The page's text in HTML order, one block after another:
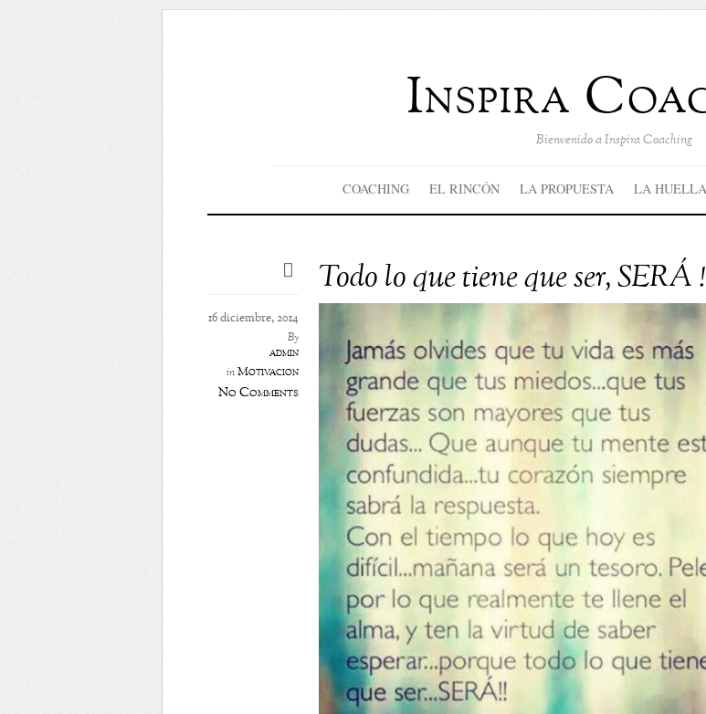
Inspira
Bienvenido a Inspira Coaching
COACHING EL RINCÓN LA PROPUESTA LA HUELLA
Todo lo que tiene que ser, SERÁ
16 diciembre, 2014
By
admin
inMotivación
No Comments